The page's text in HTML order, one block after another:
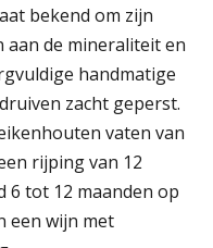
bekend om zijn
aan de mineraliteit en
handmatige
zacht geperst.
vaten van
rijping van 12
6 tot 12 maanden op
een wijn met